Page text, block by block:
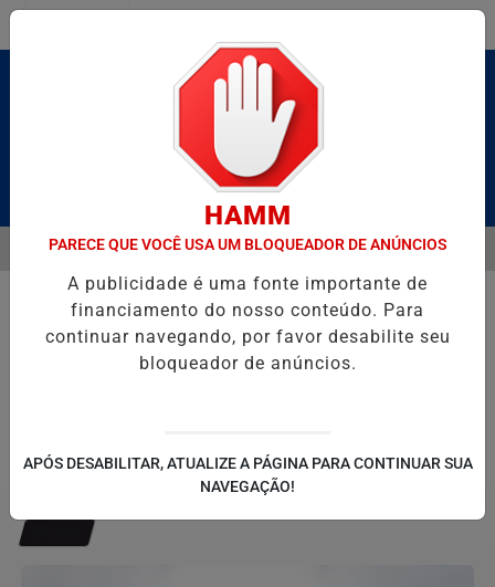
Pesquisar Notícia
HOMENAGEIA UZIEL BUENO NO TERRAÇO MINEIRO D'
EM ALTA
MENU
HAMM
PARECE QUE VOCÊ USA UM BLOQUEADOR DE ANÚNCIOS
A publicidade é uma fonte importante de
financiamento do nosso conteúdo. Para
continuar navegando, por favor desabilite seu
bloqueador de anúncios.
APÓS DESABILITAR, ATUALIZE A PÁGINA PARA CONTINUAR SUA
NAVEGAÇÃO!